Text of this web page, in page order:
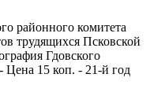
районного комитета
трудящихся Псковской
Гдовского
Цена 15 коп. - 21-й год